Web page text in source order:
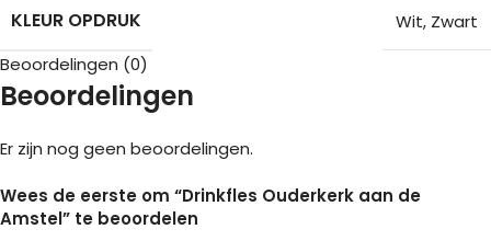
KLEUR OPDRUK Wit, Zwart
Beoordelingen (0)
Beoordelingen
Er zijn nog geen beoordelingen.
Wees de eerste om “Drinkfles Ouderkerk aan de
Amstel” te beoordelen